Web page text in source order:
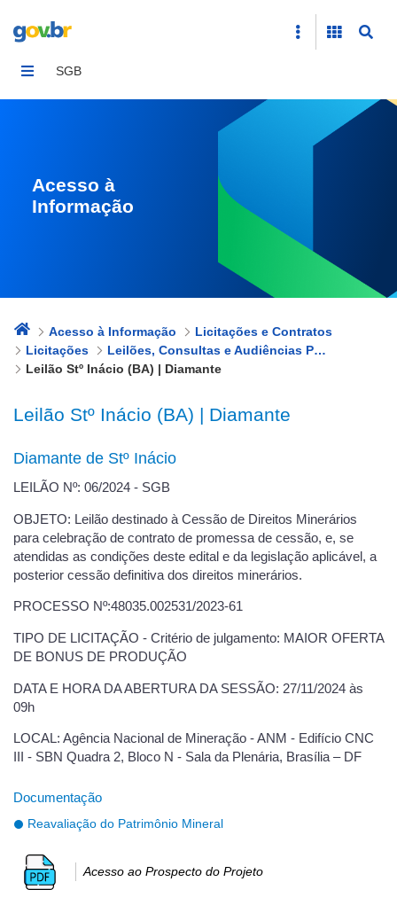
SGB
Acesso à
Informação
Acesso à Informação
Licitações e Contratos
Licitações
Leilões, Consultas e Audiências Públicas
Leilão Stº Inácio (BA) | Diamante
Leilão Stº Inácio (BA) | Diamante
Diamante de Stº Inácio
LEILÃO Nº: 06/2024 - SGB
OBJETO: Leilão destinado à Cessão de Direitos Minerários
para celebração de contrato de promessa de cessão, e, se
atendidas as condições deste edital e da legislação aplicável, a
posterior cessão definitiva dos direitos minerários.
PROCESSO Nº:48035.002531/2023-61
TIPO DE LICITAÇÃO - Critério de julgamento: MAIOR OFERTA
DE BONUS DE PRODUÇÃO
DATA E HORA DA ABERTURA DA SESSÃO: 27/11/2024 às
09h
LOCAL: Agência Nacional de Mineração - ANM - Edifício CNC
III - SBN Quadra 2, Bloco N - Sala da Plenária, Brasília – DF
Documentação
Reavaliação do Patrimônio Mineral
Acesso ao Prospecto do Projeto